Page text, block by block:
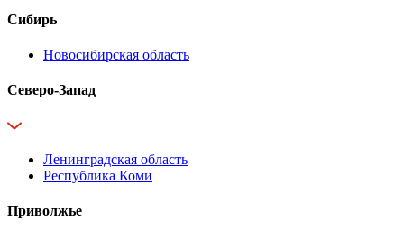
Сибирь
Новосибирская область
Северо-Запад
Ленинградская область
Республика Коми
Приволжье